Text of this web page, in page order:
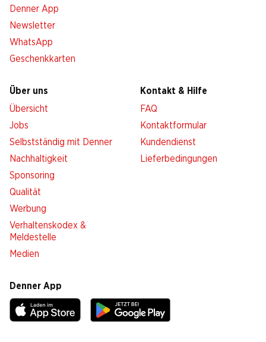
Denner App
Newsletter
WhatsApp
Geschenkkarten
Über uns
Übersicht
Jobs
Selbstständig mit Denner
Nachhaltigkeit
Sponsoring
Qualität
Werbung
Verhaltenskodex &
Meldestelle
Medien
Kontakt & Hilfe
FAQ
Kontaktformular
Kundendienst
Lieferbedingungen
Denner App